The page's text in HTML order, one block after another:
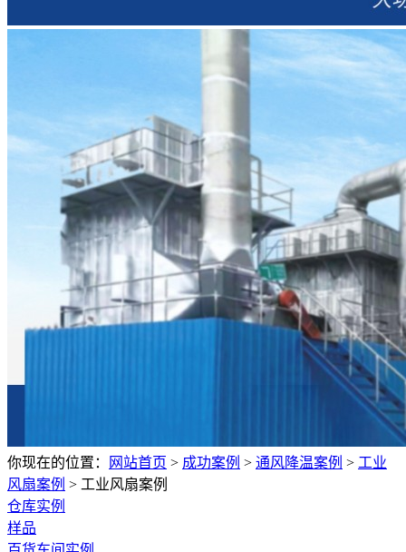
你现在的位置： 网站首页 > 成功案例 > 通风降温案例 > 工业
风扇案例 > 工业风扇案例
仓库实例
样品